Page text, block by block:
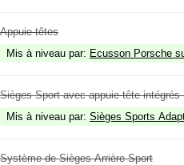
Appuie-têtes
Mis à niveau par: Ecusson Porsche
Sièges Sport avec appuie-tête
Mis à niveau par: Sièges Sports
Système de Sièges Arrière Sport